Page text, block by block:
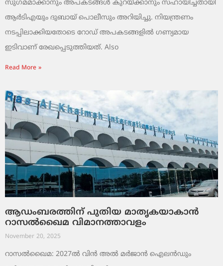
സുഗമമാക്കാനും അപകടങ്ങൾ കുറയ്ക്കാനും സഹായിച്ചതായി
ആർടിഎയും ദുബായ് പൊലീസും അറിയിച്ചു. നിയന്ത്രണം
നടപ്പിലാക്കിയതോടെ റോഡ് അപകടങ്ങളിൽ ഗണ്യമായ
ഇടിവാണ് രേഖപ്പെടുത്തിയത്. Also
Read More »
ആഡംബരത്തിന് പുതിയ മാതൃകയാകാൻ
റാസൽഖൈമ വിമാനത്താവളം
November 20, 2025
റാസൽഖൈമ: 2027ൽ വിൻ അൽ മർജാൻ ഐലൻഡും